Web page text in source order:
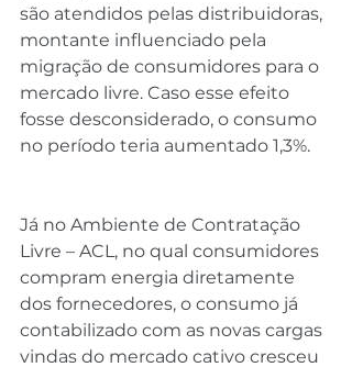
são atendidos pelas distribuidoras,
montante influenciado pela
migração de consumidores para o
mercado livre. Caso esse efeito
fosse desconsiderado, o consumo
no período teria aumentado 1,3%.
Já no Ambiente de Contratação
Livre – ACL, no qual consumidores
compram energia diretamente
dos fornecedores, o consumo já
contabilizado com as novas cargas
vindas do mercado cativo cresceu